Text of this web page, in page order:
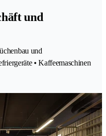
und
und
• Kaffeemaschinen